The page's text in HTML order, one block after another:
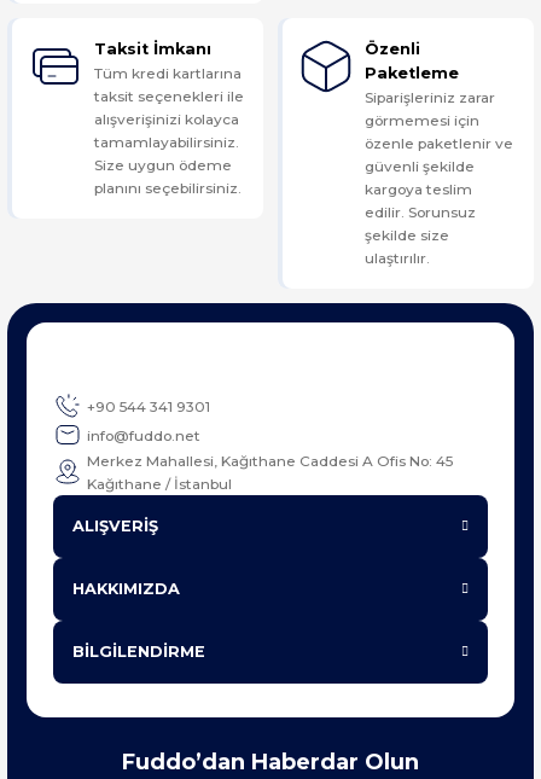
Taksit İmkanı
Tüm kredi kartlarına
taksit seçenekleri ile
alışverişinizi kolayca
tamamlayabilirsiniz.
Size uygun ödeme
planını seçebilirsiniz.
Özenli
Paketleme
Siparişleriniz zarar
görmemesi için
özenle paketlenir ve
güvenli şekilde
kargoya teslim
edilir. Sorunsuz
şekilde size
ulaştırılır.
+90 544 341 9301
info@fuddo.net
Merkez Mahallesi, Kağıthane Caddesi A Ofis No: 45
Kağıthane / İstanbul
ALIŞVERİŞ
HAKKIMIZDA
BİLGİLENDİRME
Fuddo’dan Haberdar Olun